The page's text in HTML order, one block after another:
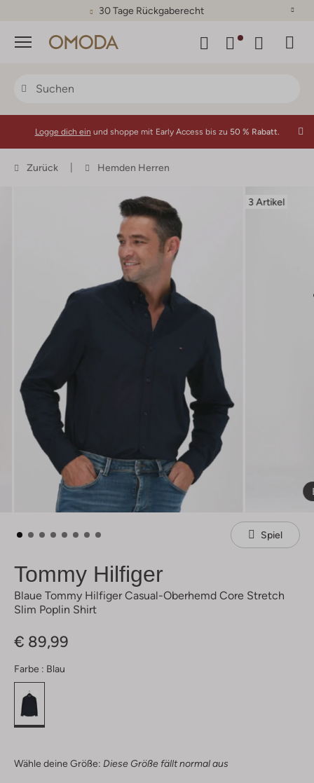
30 Tage Rückgaberecht
Menü
Logge dich ein und shoppe mit Early Access bis zu 50 % Rabatt.
Zurück Hemden Herren
3 Artikel
Spiel
Tommy Hilfiger
Blaue Tommy Hilfiger Casual-Oberhemd Core Stretch
Slim Poplin Shirt
€ 89,99
Farbe : Blau
Wähle deine Größe: Diese Größe fällt normal aus